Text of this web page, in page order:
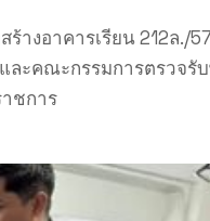
งอาคารเรียน 212ล./
ะคณะกรรมการตรวจ
ชการ